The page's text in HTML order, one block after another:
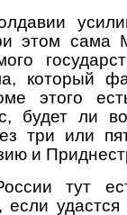
этом сама
который
этого
будет ли
три или
и
тут